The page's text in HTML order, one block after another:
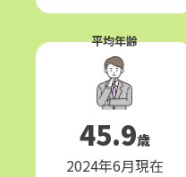
平均年齢
45.9歳
2024年6月現在